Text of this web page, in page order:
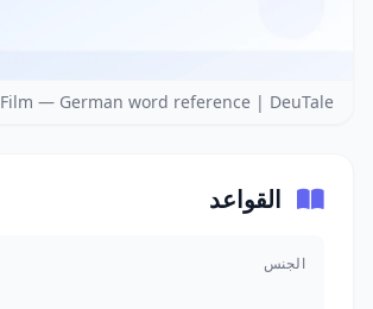
Film — German word reference | DeuTale
القواعد
الجنس